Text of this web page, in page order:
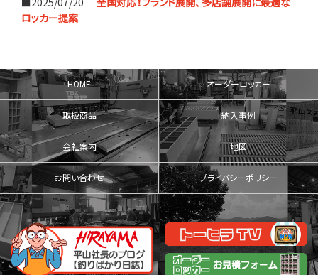
ロッカー提案
HOME オーダーロッカー
取扱商品 納入事例
会社案内 地図
お問い合わせ プライバシーポリシー